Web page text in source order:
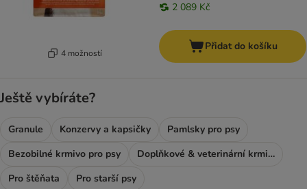
4 možností
2 089 Kč
Přidat do košíku
Ještě vybíráte?
Granule Konzervy a kapsičky
Pamlsky pro psy
Bezobilné krmivo pro psy
Doplňkové & veterinární krmivo
Pro štěňata
Pro starší psy